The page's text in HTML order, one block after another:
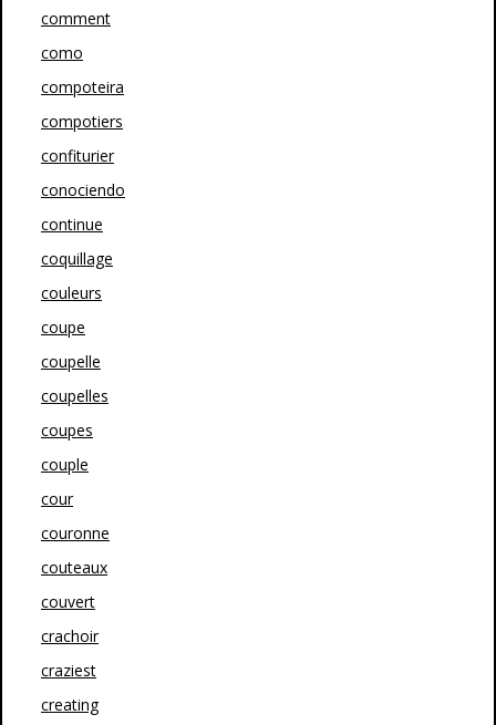
comment
como
compoteira
compotiers
confiturier
conociendo
continue
coquillage
couleurs
coupe
coupelle
coupelles
coupes
couple
cour
couronne
couteaux
couvert
crachoir
craziest
creating